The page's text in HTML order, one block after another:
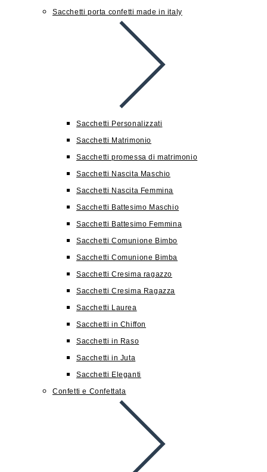
Sacchetti porta confetti made in italy
Sacchetti Personalizzati
Sacchetti Matrimonio
Sacchetti promessa di matrimonio
Sacchetti Nascita Maschio
Sacchetti Nascita Femmina
Sacchetti Battesimo Maschio
Sacchetti Battesimo Femmina
Sacchetti Comunione Bimbo
Sacchetti Comunione Bimba
Sacchetti Cresima ragazzo
Sacchetti Cresima Ragazza
Sacchetti Laurea
Sacchetti in Chiffon
Sacchetti in Raso
Sacchetti in Juta
Sacchetti Eleganti
Confetti e Confettata